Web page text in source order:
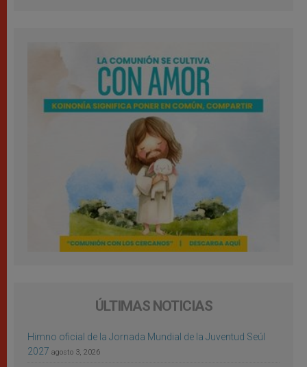
ÚLTIMAS NOTICIAS
Himno oficial de la Jornada Mundial de la Juventud Seúl
2027 agosto 3, 2026